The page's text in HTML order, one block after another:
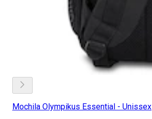
Mochila Olympikus Essential - Unissex